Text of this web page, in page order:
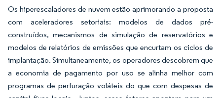
Os hiperescaladores de nuvem estão aprimorando a proposta
com aceleradores setoriais: modelos de dados pré-
construídos, mecanismos de simulação de reservatórios e
modelos de relatórios de emissões que encurtam os ciclos de
implantação. Simultaneamente, os operadores descobrem que
a economia de pagamento por uso se alinha melhor com
programas de perfuração voláteis do que com despesas de